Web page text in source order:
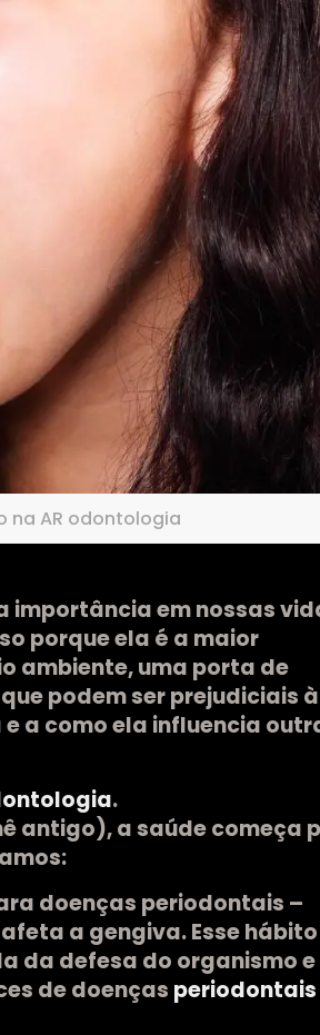
na AR odontologia
importância em nossas
porque ela é a maior
ambiente, uma porta de
podem ser prejudiciais à
a como ela influencia
.
antigo), a saúde começa
doenças periodontais –
a gengiva. Esse hábito
da defesa do organismo e
de doenças periodontais